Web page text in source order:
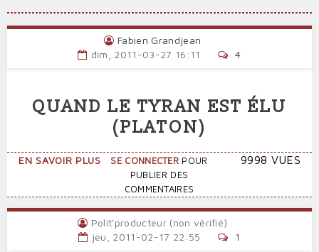
PRINCIPALE
Fabien Grandjean
dim, 2011-03-27 16:11
4
QUAND LE TYRAN EST ÉLU
(PLATON)
EN SAVOIR PLUS SUR
QUAND
ÉLU
(PLATON)
SE CONNECTER POUR
PUBLIER DES
COMMENTAIRES
9998 VUES
Polit'producteur (non vérifié)
jeu, 2011-02-17 22:55
1